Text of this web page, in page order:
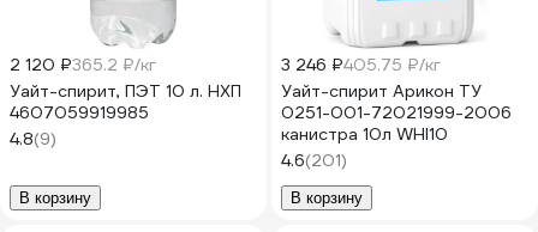
2 120 ₽365.2 ₽/кг
Уайт-спирит, ПЭТ 10 л. НХП
4607059919985
4.8(9)
В корзину
3 246 ₽405.75 ₽/кг
Уайт-спирит Арикон ТУ
0251-001-72021999-2006
канистра 10л WHI10
4.6(201)
В корзину